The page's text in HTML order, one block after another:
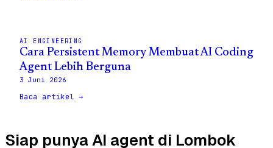
AI ENGINEERING
Cara Persistent Memory Membuat AI Coding
Agent Lebih Berguna
3 Juni 2026
Baca artikel →
Siap punya AI agent di Lombok